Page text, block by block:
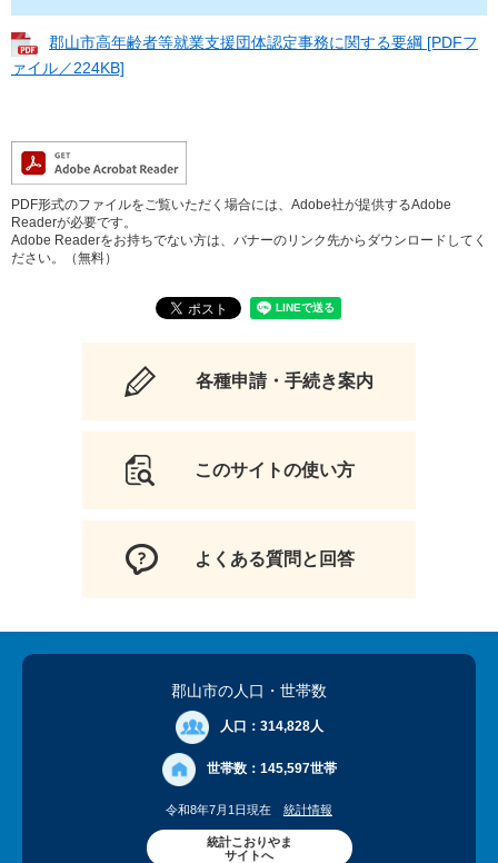
郡山市高年齢者等就業支援団体認定事務に関する要綱 [PDFフ
ァイル／224KB]
PDF形式のファイルをご覧いただく場合には、Adobe社が提供するAdobe
Readerが必要です。
Adobe Readerをお持ちでない方は、バナーのリンク先からダウンロードしてく
ださい。（無料）
各種申請・手続き案内
このサイトの使い方
よくある質問と回答
郡山市の人口 ・世帯数
人口： 314,828人
世帯数： 145,597世帯
令和8年7月1日現在 統計情報
統計こおりやま
サイトへ